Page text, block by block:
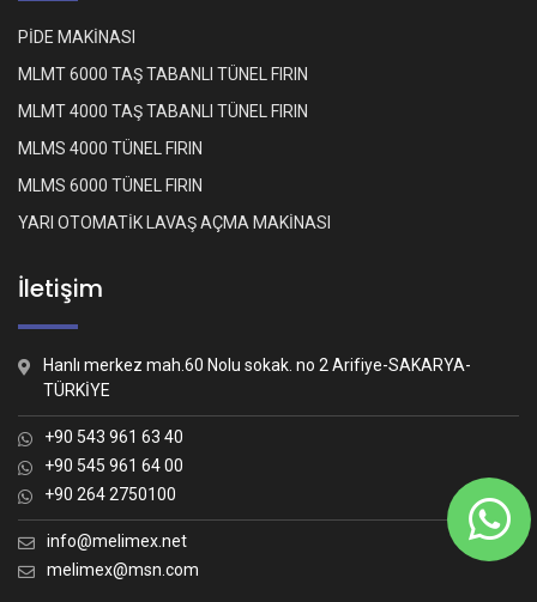
PİDE MAKİNASI
MLMT 6000 TAŞ TABANLI TÜNEL FIRIN
MLMT 4000 TAŞ TABANLI TÜNEL FIRIN
MLMS 4000 TÜNEL FIRIN
MLMS 6000 TÜNEL FIRIN
YARI OTOMATİK LAVAŞ AÇMA MAKİNASI
İletişim
Hanlı merkez mah.60 Nolu sokak. no 2 Arifiye-SAKARYA-
TÜRKİYE
+90 543 961 63 40
+90 545 961 64 00
+90 264 2750100
info@melimex.net
melimex@msn.com
Nasıl yardımcı olabiliriz?